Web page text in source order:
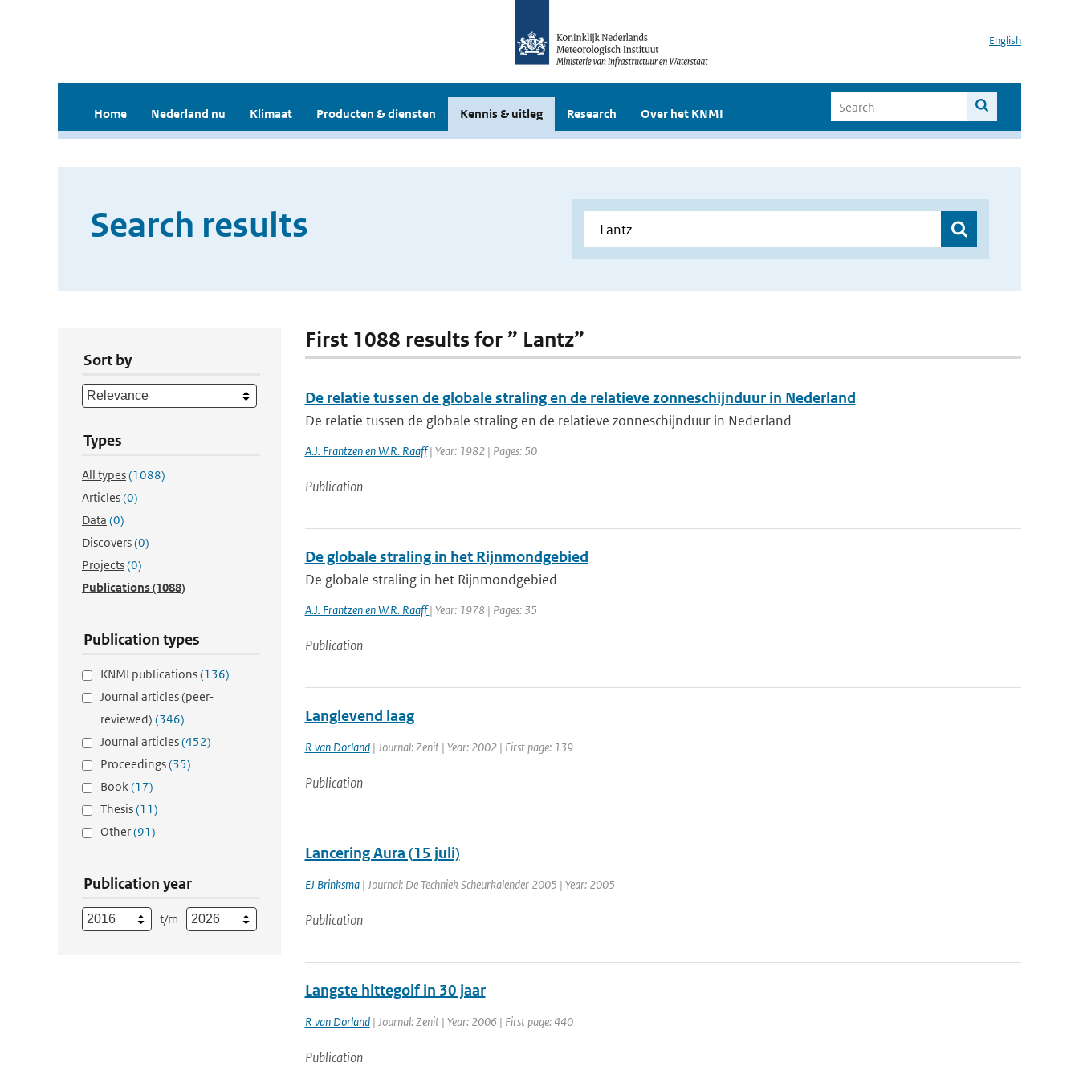
English
Home Nederland nu Klimaat Producten & diensten Kennis & uitleg Research Over het KNMI
Search results
Sort by
Types
All types(1088)
Articles(0)
Data (0)
Discovers(0)
Projects(0)
Publications(1088)
Publication types
KNMI publications(136)
Journal articles (peer-
reviewed) (346)
Journal articles(452)
Proceedings(35)
Book(17)
Thesis(11)
Other(91)
Publication year
t/m
First 1088 results for ” Lantz”
De relatie tussen de globale straling en de relatieve zonneschijnduur in Nederland
De relatie tussen de globale straling en de relatieve zonneschijnduur in Nederland
A.J. Frantzen en W.R. Raaff| Year: 1982 | Pages: 50
Publication
De globale straling in het Rijnmondgebied
De globale straling in het Rijnmondgebied
A.J. Frantzen en W.R. Raaff| Year: 1978 | Pages: 35
Publication
Langlevend laag
R van Dorland| Journal: Zenit | Year: 2002 | First page: 139
Publication
Lancering Aura (15 juli)
EJ Brinksma| Journal: De Techniek Scheurkalender 2005 | Year: 2005
Publication
Langste hittegolf in 30 jaar
R van Dorland| Journal: Zenit | Year: 2006 | First page: 440
Publication